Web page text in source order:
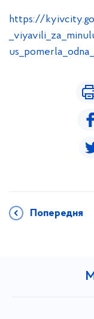
https://
Попередня